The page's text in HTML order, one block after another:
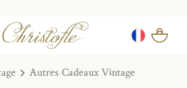
Autres Cadeaux Vintage